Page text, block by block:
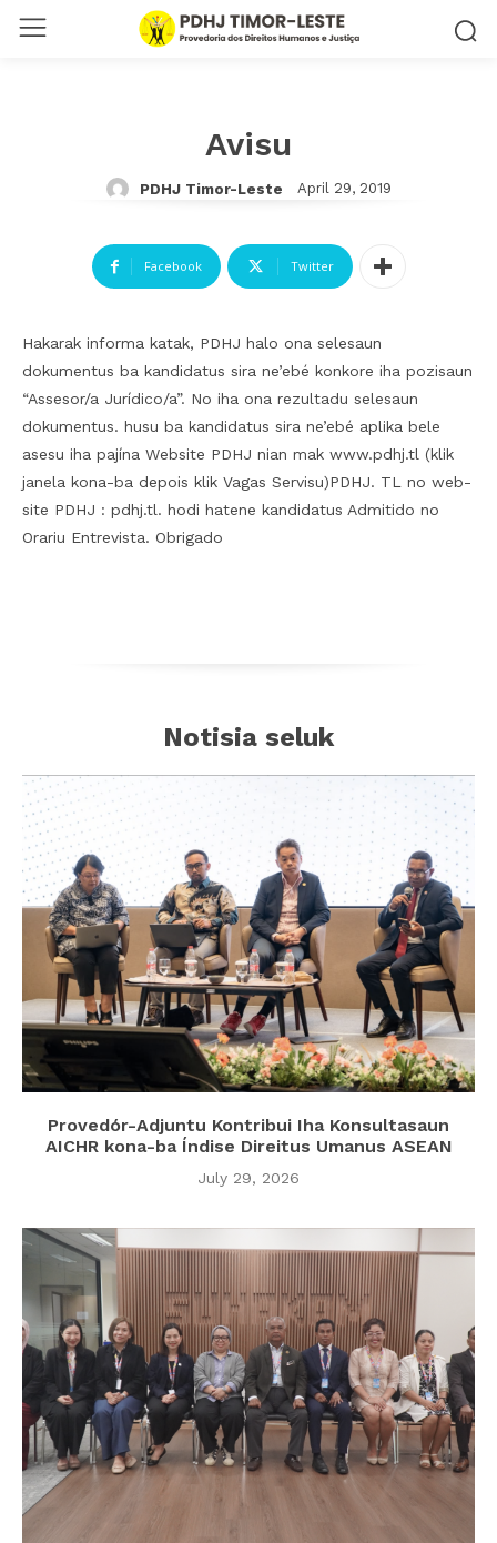
Avisu
PDHJ Timor-Leste April 29, 2019
Facebook Twitter
Hakarak informa katak, PDHJ halo ona selesaun
dokumentus ba kandidatus sira ne’ebé konkore iha pozisaun
“Assesor/a Jurídico/a”. No iha ona rezultadu selesaun
dokumentus. husu ba kandidatus sira ne’ebé aplika bele
asesu iha pajína Website PDHJ nian mak www.pdhj.tl (klik
janela kona-ba depois klik Vagas Servisu)PDHJ. TL no web-
site PDHJ : pdhj.tl. hodi hatene kandidatus Admitido no
Orariu Entrevista. Obrigado
Notisia seluk
Provedór-Adjuntu Kontribui Iha Konsultasaun
AICHR kona-ba Índise Direitus Umanus ASEAN
July 29, 2026